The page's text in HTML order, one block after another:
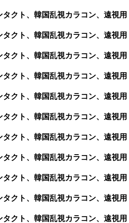
クト、韓国乱視カラコン、遠視用
クト、韓国乱視カラコン、遠視用
クト、韓国乱視カラコン、遠視用
クト、韓国乱視カラコン、遠視用
クト、韓国乱視カラコン、遠視用
クト、韓国乱視カラコン、遠視用
クト、韓国乱視カラコン、遠視用
クト、韓国乱視カラコン、遠視用
クト、韓国乱視カラコン、遠視用
クト、韓国乱視カラコン、遠視用
クト、韓国乱視カラコン、遠視用